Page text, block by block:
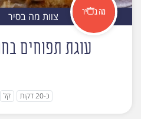
צוות מה בסיר
עוגת תפוחים
כ-20 דקות קל